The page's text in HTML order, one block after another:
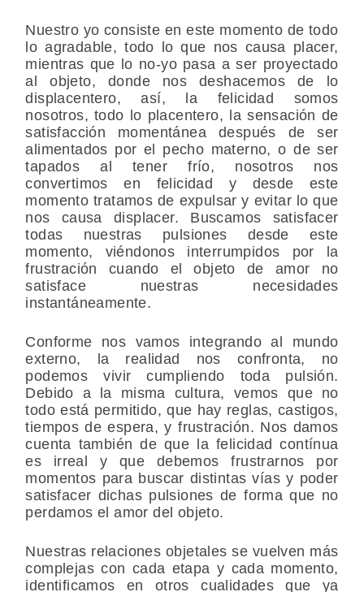
Nuestro yo consiste en este momento de todo
lo agradable, todo lo que nos causa placer,
mientras que lo no-yo pasa a ser proyectado
al objeto, donde nos deshacemos de lo
displacentero, así, la felicidad somos
nosotros, todo lo placentero, la sensación de
satisfacción momentánea después de ser
alimentados por el pecho materno, o de ser
tapados al tener frío, nosotros nos
convertimos en felicidad y desde este
momento tratamos de expulsar y evitar lo que
nos causa displacer. Buscamos satisfacer
todas nuestras pulsiones desde este
momento, viéndonos interrumpidos por la
frustración cuando el objeto de amor no
satisface nuestras necesidades
instantáneamente.
Conforme nos vamos integrando al mundo
externo, la realidad nos confronta, no
podemos vivir cumpliendo toda pulsión.
Debido a la misma cultura, vemos que no
todo está permitido, que hay reglas, castigos,
tiempos de espera, y frustración. Nos damos
cuenta también de que la felicidad contínua
es irreal y que debemos frustrarnos por
momentos para buscar distintas vías y poder
satisfacer dichas pulsiones de forma que no
perdamos el amor del objeto.
Nuestras relaciones objetales se vuelven más
complejas con cada etapa y cada momento,
identificamos en otros cualidades que ya